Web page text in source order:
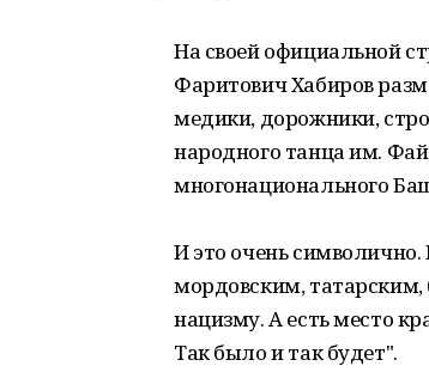
На своей официальной
Фаритович Хабиров
медики, дорожники,
народного танца им.
многонационального
И это очень
мордовским,
нацизму. А есть место
Так было и так будет".